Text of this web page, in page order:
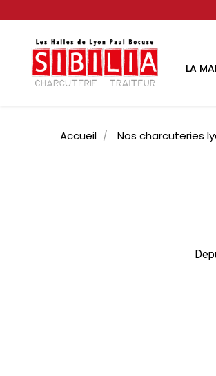
LA
Accueil Nos charcuteries